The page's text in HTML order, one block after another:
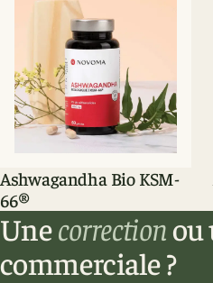
Ashwagandha Bio KSM-
66®
Unecorrectionou
commerciale ?